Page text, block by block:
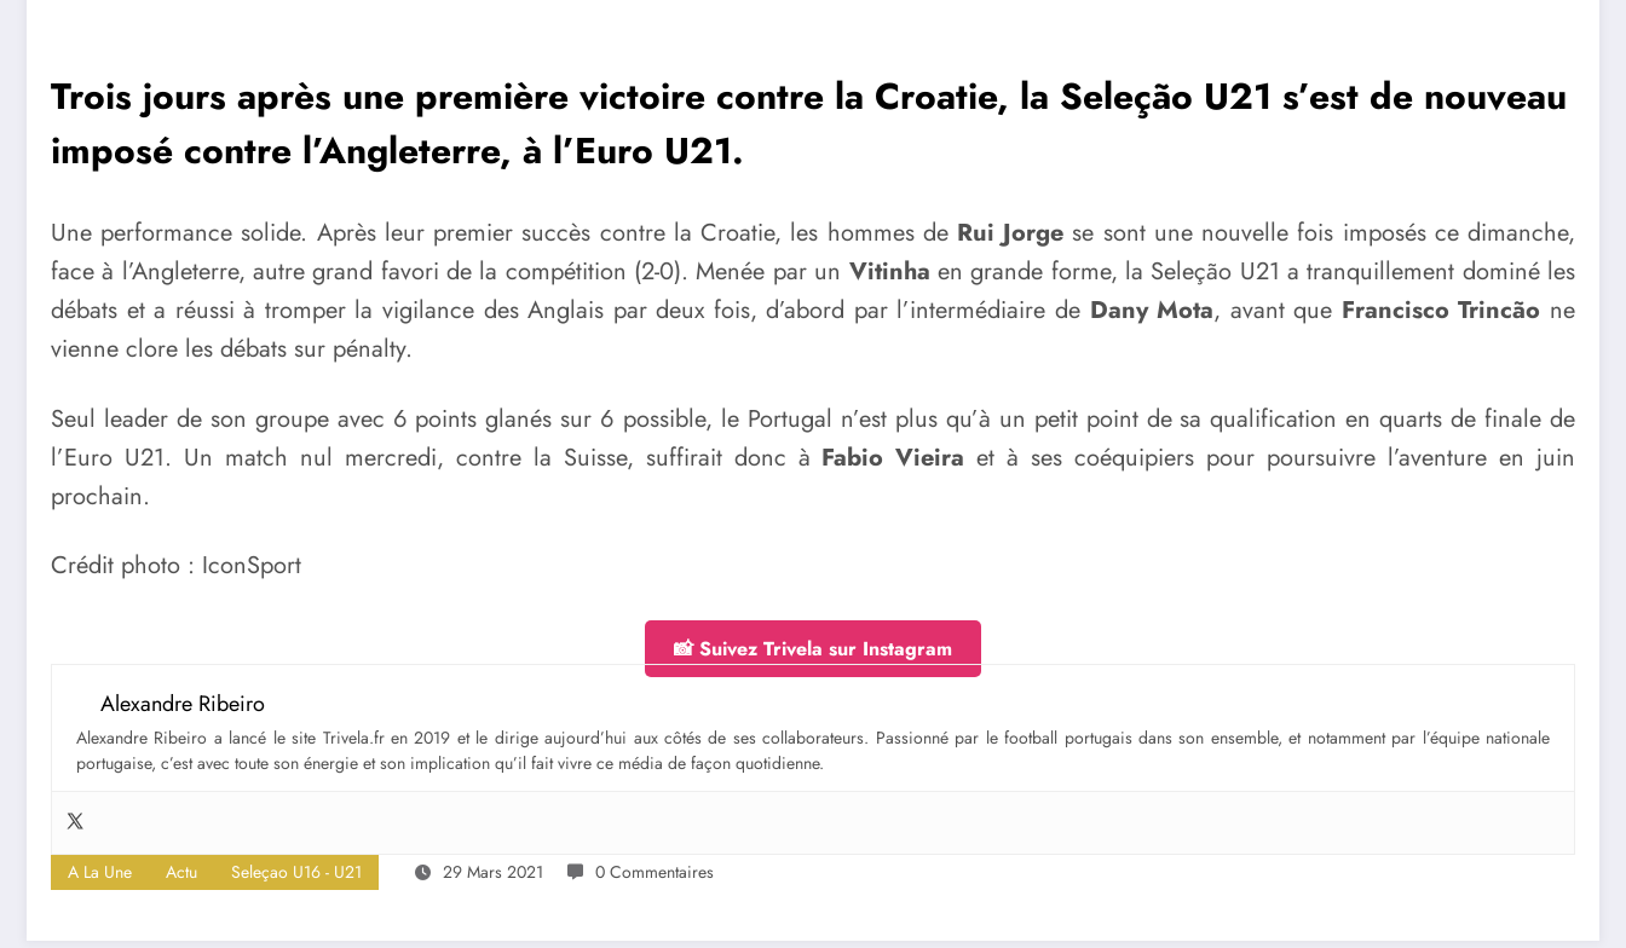
Trois jours après une première victoire contre la Croatie, la Seleção U21 s’est de nouveau
imposé contre l’Angleterre, à l’Euro U21.
Une performance solide. Après leur premier succès contre la Croatie, les hommes de Rui Jorge se sont une nouvelle fois imposés ce dimanche,
face à l’Angleterre, autre grand favori de la compétition (2-0). Menée par un Vitinha en grande forme, la Seleção U21 a tranquillement dominé les
débats et a réussi à tromper la vigilance des Anglais par deux fois, d’abord par l’intermédiaire de Dany Mota, avant que Francisco Trincão ne
vienne clore les débats sur pénalty.
Seul leader de son groupe avec 6 points glanés sur 6 possible, le Portugal n’est plus qu’à un petit point de sa qualification en quarts de finale de
l’Euro U21. Un match nul mercredi, contre la Suisse, suffirait donc à Fabio Vieira et à ses coéquipiers pour poursuivre l’aventure en juin
prochain.
Crédit photo : IconSport
📸 Suivez Trivela sur Instagram
Alexandre Ribeiro
Alexandre Ribeiro a lancé le site Trivela.fr en 2019 et le dirige aujourd’hui aux côtés de ses collaborateurs. Passionné par le football portugais dans son ensemble, et notamment par l’équipe nationale
portugaise, c’est avec toute son énergie et son implication qu’il fait vivre ce média de façon quotidienne.
A La Une Actu Seleçao U16 - U21 29 Mars 2021 0 Commentaires